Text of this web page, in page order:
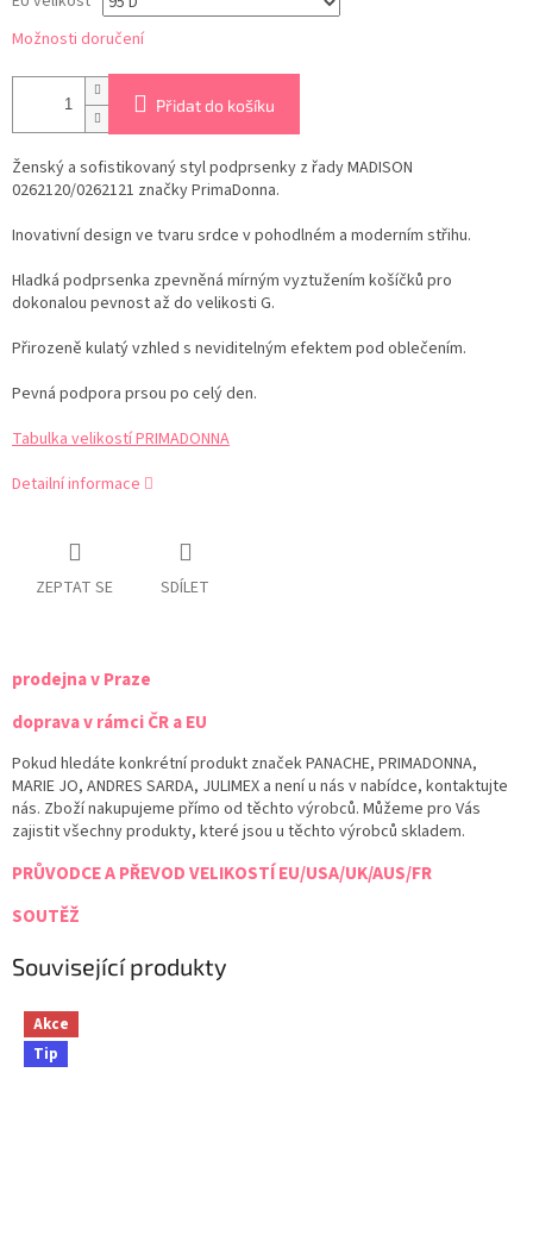
Možnosti doručení
Přidat do košíku
Ženský a sofistikovaný styl podprsenky z řady MADISON
0262120/0262121 značky PrimaDonna.
Inovativní design ve tvaru srdce v pohodlném a moderním střihu.
Hladká podprsenka zpevněná mírným vyztužením košíčků pro
dokonalou pevnost až do velikosti G.
Přirozeně kulatý vzhled s neviditelným efektem pod oblečením.
Pevná podpora prsou po celý den.
Tabulka velikostí PRIMADONNA
Detailní informace
ZEPTAT SE SDÍLET
prodejna v Praze
doprava v rámci ČR a EU
Pokud hledáte konkrétní produkt značek PANACHE, PRIMADONNA,
MARIE JO, ANDRES SARDA, JULIMEX a není u nás v nabídce, kontaktujte
nás. Zboží nakupujeme přímo od těchto výrobců. Můžeme pro Vás
zajistit všechny produkty, které jsou u těchto výrobců skladem.
PRŮVODCE A PŘEVOD VELIKOSTÍ EU/USA/UK/AUS/FR
SOUTĚŽ
Související produkty
Akce
Tip